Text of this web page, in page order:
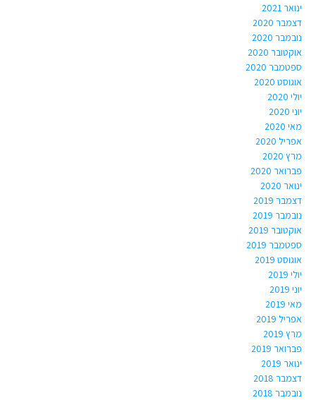
ינואר 2021
דצמבר 2020
נובמבר 2020
אוקטובר 2020
ספטמבר 2020
אוגוסט 2020
יולי 2020
יוני 2020
מאי 2020
אפריל 2020
מרץ 2020
פברואר 2020
ינואר 2020
דצמבר 2019
נובמבר 2019
אוקטובר 2019
ספטמבר 2019
אוגוסט 2019
יולי 2019
יוני 2019
מאי 2019
אפריל 2019
מרץ 2019
פברואר 2019
ינואר 2019
דצמבר 2018
נובמבר 2018